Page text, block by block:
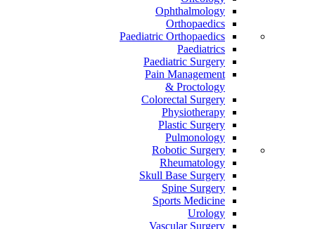
Ophthalmology
Orthopaedics
Paediatric Orthopaedics
Paediatrics
Paediatric Surgery
Pain Management
Proctology &
Colorectal Surgery
Physiotherapy
Plastic Surgery
Pulmonology
Robotic Surgery
Rheumatology
Skull Base Surgery
Spine Surgery
Sports Medicine
Urology
Vascular Surgery